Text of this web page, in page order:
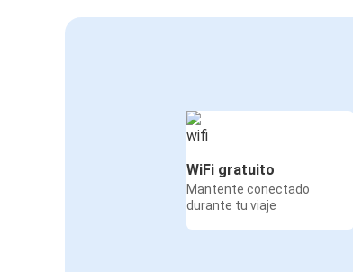
WiFi gratuito
Mantente conectado
durante tu viaje